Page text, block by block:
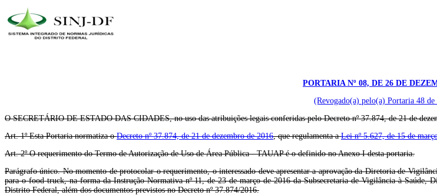
PORTARIA Nº 08, DE 26 DE
(Revogado(a) pelo(a) Portaria 48
O SECRETÁRIO DE ESTADO DAS CIDADES, no uso das atribuições legais conferidas pelo Decreto nº 37.874, de 21 de
Art. 1º Esta Portaria normatiza oDecreto nº 37.874, de 21 de dezembro de 2016, que regulamenta aLei nº 5.627, de 15 de
Art. 2º O requerimento do Termo de Autorização de Uso de Área Pública - TAUAP é o definido no Anexo I desta portaria.
Parágrafo único. No momento de protocolar o requerimento, o interessado deve apresentar a aprovação da Diretoria de
para o food truck, na forma da Instrução Normativa nº 11, de 23 de março de 2016 da Subsecretaria de Vigilância à
Distrito Federal, além dos documentos previstos no Decreto nº 37.874/2016.